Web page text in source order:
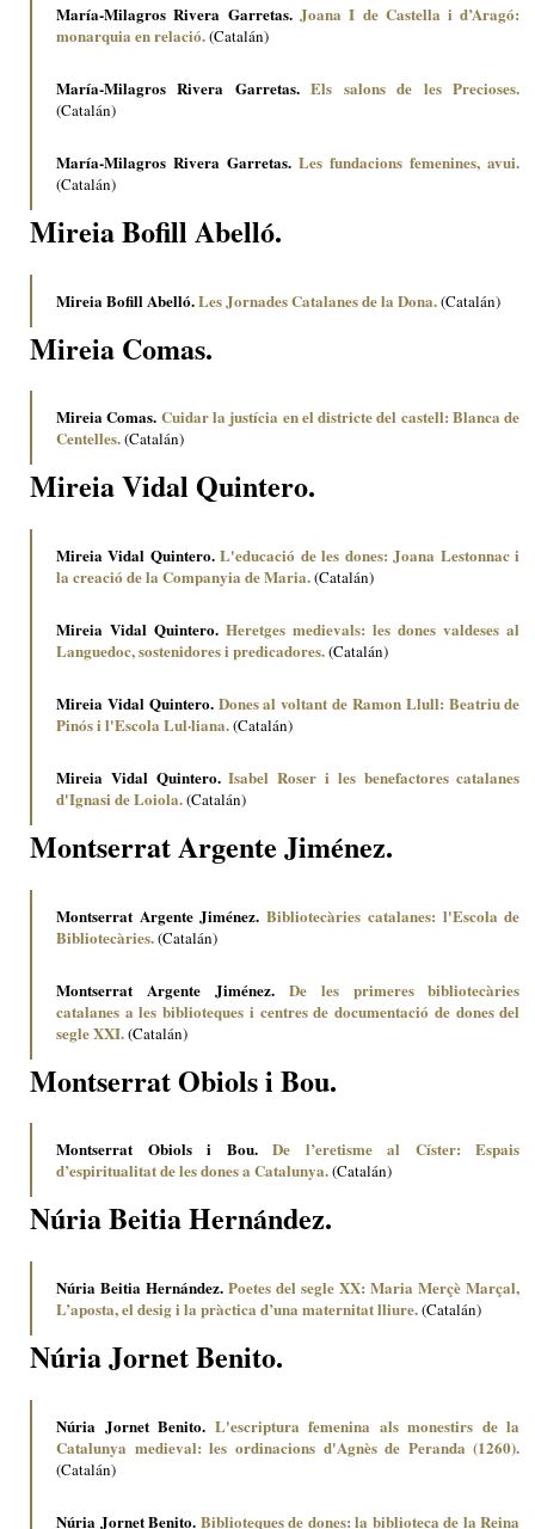
María-Milagros Rivera Garretas. Joana I de Castella i d’Aragó:
monarquia en relació.(Catalán)
María-Milagros Rivera Garretas.Els salons de les Precioses.
(Catalán)
María-Milagros Rivera Garretas.Les fundacions femenines, avui.
(Catalán)
Mireia Bofill Abelló.
Mireia Bofill Abelló.Les Jornades Catalanes de la Dona.(Catalán)
Mireia Comas.
Mireia Comas. Cuidar la justícia en el districte del castell: Blanca de
Centelles.(Catalán)
Mireia Vidal Quintero.
Mireia Vidal Quintero.L'educació de les dones: Joana Lestonnac i
la creació de la Companyia de Maria.(Catalán)
Mireia Vidal Quintero.Heretges medievals: les dones valdeses al
Languedoc, sostenidores i predicadores.(Catalán)
Mireia Vidal Quintero. Dones al voltant de Ramon Llull: Beatriu de
Pinós i l'Escola Lul·liana.(Catalán)
Mireia Vidal Quintero.Isabel Roser i les benefactores catalanes
d'Ignasi de Loiola.(Catalán)
Montserrat Argente Jiménez.
Montserrat Argente Jiménez.Bibliotecàries catalanes: l'Escola de
Bibliotecàries.(Catalán)
Montserrat Argente Jiménez. De les primeres bibliotecàries
catalanes a les biblioteques i centres de documentació de dones del
segle XXI.(Catalán)
Montserrat Obiols i Bou.
Montserrat Obiols i Bou.De l’eretisme al Císter: Espais
d’espiritualitat de les dones a Catalunya.(Catalán)
Núria Beitia Hernández.
Núria Beitia Hernández.Poetes del segle XX: Maria Merçè Marçal,
L’aposta, el desig i la pràctica d’una maternitat lliure.(Catalán)
Núria Jornet Benito.
Núria Jornet Benito. L'escriptura femenina als monestirs de la
Catalunya medieval: les ordinacions d'Agnès de Peranda (1260).
(Catalán)
Núria Jornet Benito. Biblioteques de dones: la biblioteca de la Reina